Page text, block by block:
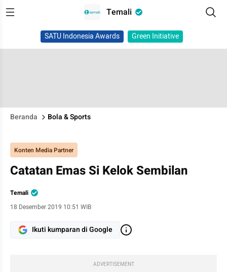
Temali
SATU Indonesia Awards Green Initiative
Beranda Bola & Sports
Konten Media Partner
Catatan Emas Si Kelok Sembilan
Temali
18 Desember 2019 10:51 WIB
Ikuti kumparan di Google
ADVERTISEMENT